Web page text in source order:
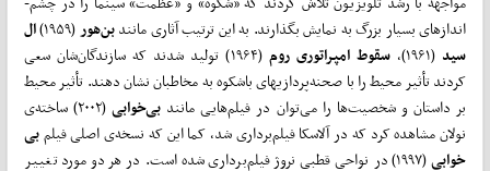
انداز­های بسیار بزرگ به نمایش بگذارند. به این ترتیب آثاری مانندبن­‌هور(۱۹۵۹)
ال
سید(۱۹۶۱)، سقوط امپراتوری روم
(۱۹۶۴) تولید شدند که سازندگان‌شان سعی
کردند تأثیر محیط را با صحنه‌­پردازی­های باشکوه به مخاطبان نشان دهند. تأثیر محیط
بر داستان و شخصیت‌­ها را می­‌توان در فیلم‌هایی مانند بی‌­خوابی
(۲۰۰۲) ساخته‌ی
نولان مشاهده کرد که در آلاسکا فیلم‌­برداری شد، کما این که نسخه‌ی اصلی فیلمبی­‌
خوابی
(۱۹۹۷) در نواحی قطبی نروژ فیلم­‌برداری شده است. در هر دو مورد تغییر